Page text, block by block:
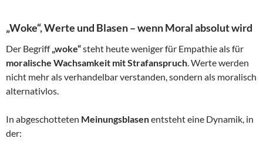
„Woke“, Werte und Blasen – wenn Moral absolut wird
Der Begriff„woke“steht heute weniger für Empathie als für
moralische Wachsamkeit mit Strafanspruch. Werte werden
nicht mehr als verhandelbar verstanden, sondern als moralisch
alternativlos.
In abgeschotteten Meinungsblasenentsteht eine Dynamik, in
der: